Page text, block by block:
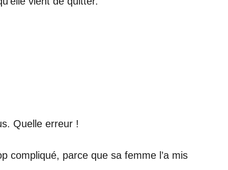
Quelle erreur !
compliqué, parce que sa femme l’a mis